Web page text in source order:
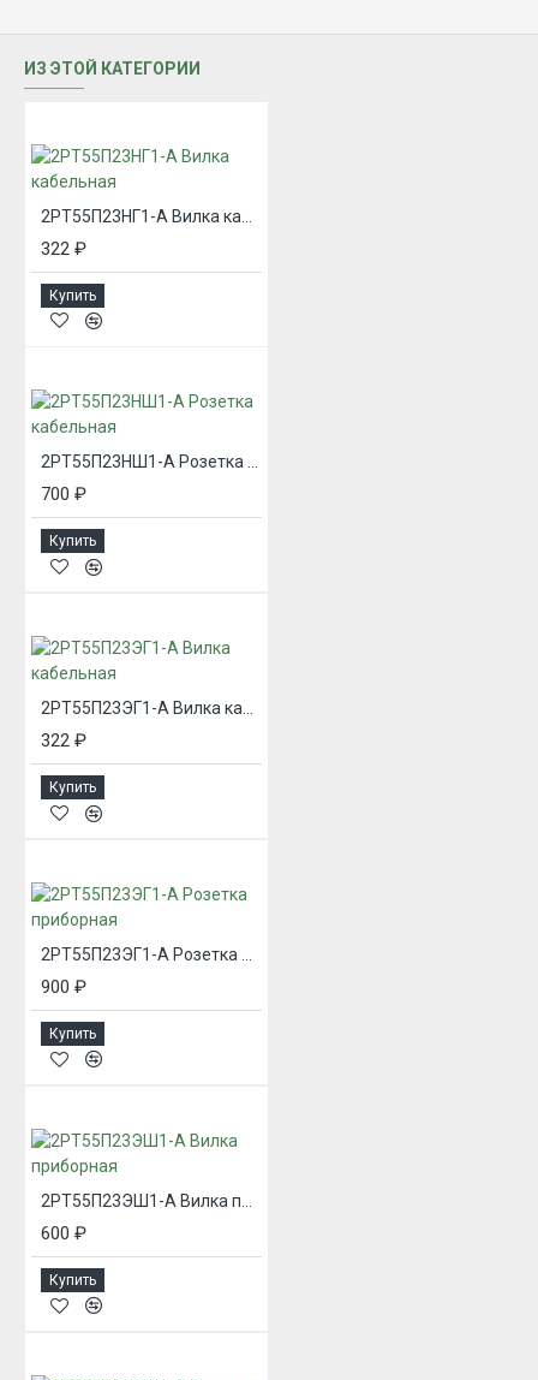
ИЗ ЭТОЙ КАТЕГОРИИ
322 ₽
Купить
2РТ55П23НШ1-А Розетка кабельная
700 ₽
Купить
2РТ55П23ЭГ1-А Вилка кабельная
322 ₽
Купить
900 ₽
Купить
600 ₽
Купить